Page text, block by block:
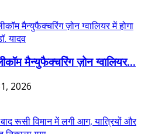
मैन्युफैक्चरिंग ज़ोन ग्वालियर...
2026